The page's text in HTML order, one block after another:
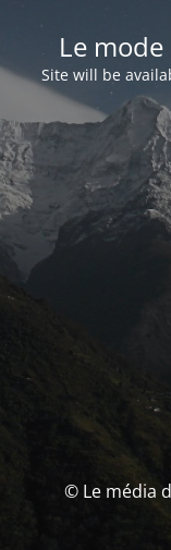
Le
Site will be
© Le média